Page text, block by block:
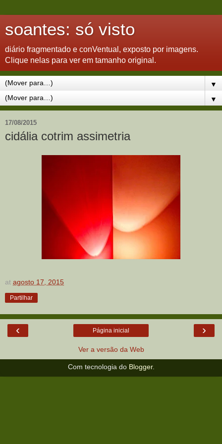
soantes: só visto
diário fragmentado e conVentual, exposto por imagens.
Clique nelas para ver em tamanho original.
▼
▼
17/08/2015
cidália cotrim assimetria
at agosto 17, 2015
Partilhar
‹ ›
Página inicial
Ver a versão da Web
Com tecnologia do Blogger.